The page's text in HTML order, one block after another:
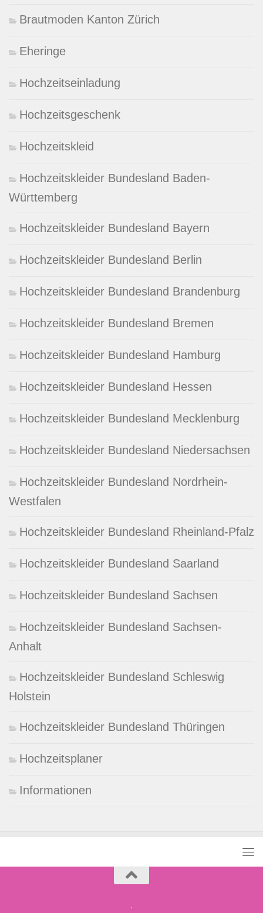
Brautmoden Kanton Zürich
Eheringe
Hochzeitseinladung
Hochzeitsgeschenk
Hochzeitskleid
Hochzeitskleider Bundesland Baden-
Württemberg
Hochzeitskleider Bundesland Bayern
Hochzeitskleider Bundesland Berlin
Hochzeitskleider Bundesland Brandenburg
Hochzeitskleider Bundesland Bremen
Hochzeitskleider Bundesland Hamburg
Hochzeitskleider Bundesland Hessen
Hochzeitskleider Bundesland Mecklenburg
Hochzeitskleider Bundesland Niedersachsen
Hochzeitskleider Bundesland Nordrhein-
Westfalen
Hochzeitskleider Bundesland Rheinland-Pfalz
Hochzeitskleider Bundesland Saarland
Hochzeitskleider Bundesland Sachsen
Hochzeitskleider Bundesland Sachsen-
Anhalt
Hochzeitskleider Bundesland Schleswig
Holstein
Hochzeitskleider Bundesland Thüringen
Hochzeitsplaner
Informationen
.